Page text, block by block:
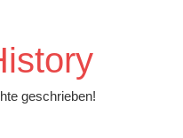
geschrieben!